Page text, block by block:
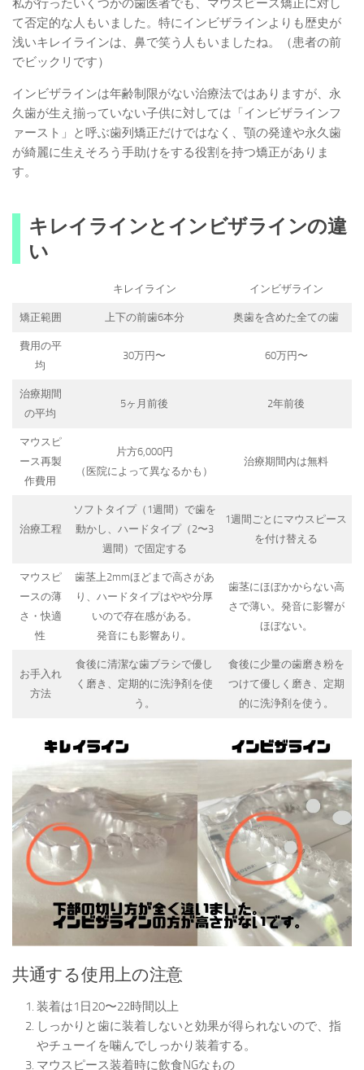
私が行ったいくつかの歯医者でも、マウスピース矯正に対し
て否定的な人もいました。特にインビザラインよりも歴史が
浅いキレイラインは、鼻で笑う人もいましたね。（患者の前
でビックリです）
インビザラインは年齢制限がない治療法ではありますが、永
久歯が生え揃っていない子供に対しては「インビザラインフ
ァースト」と呼ぶ歯列矯正だけではなく、顎の発達や永久歯
が綺麗に生えそろう手助けをする役割を持つ矯正がありま
す。
キレイラインとインビザラインの違
い
キレイライン インビザライン
矯正範囲 上下の前歯6本分 奥歯を含めた全ての歯
費用の平
均
30万円〜 60万円〜
治療期間
の平均
5ヶ月前後 2年前後
マウスピ
ース再製
作費用
片方6,000円
（医院によって異なるかも）
治療期間内は無料
治療工程
ソフトタイプ（1週間）で歯を
動かし、ハードタイプ（2〜3
週間）で固定する
1週間ごとにマウスピース
を付け替える
マウスピ
ースの薄
さ・快適
性
歯茎上2mmほどまで高さがあ
り、ハードタイプはやや分厚
いので存在感がある。
発音にも影響あり。
歯茎にほぼかからない高
さで薄い。発音に影響が
ほぼない。
お手入れ
方法
食後に清潔な歯ブラシで優し
く磨き、定期的に洗浄剤を使
う。
食後に少量の歯磨き粉を
つけて優しく磨き、定期
的に洗浄剤を使う。
共通する使用上の注意
装着は1日20〜22時間以上
しっかりと歯に装着しないと効果が得られないので、指
やチューイを噛んでしっかり装着する。
マウスピース装着時に飲食NGなもの